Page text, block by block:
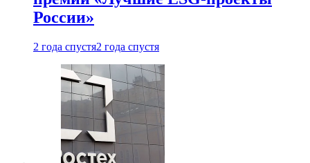
России»
2 года спустя2 года спустя